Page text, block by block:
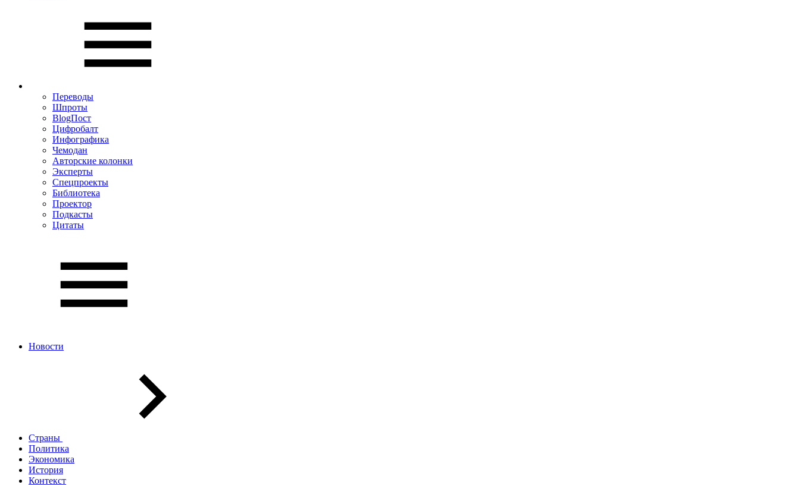
Переводы
Шпроты
BlogПост
Цифробалт
Инфографика
Чемодан
Авторские колонки
Эксперты
Спецпроекты
Библиотека
Проектор
Подкасты
Цитаты
Новости
Страны
Политика
Экономика
История
Контекст